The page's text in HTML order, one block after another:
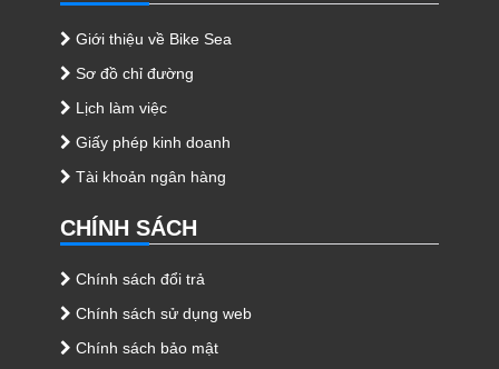
Giới thiệu về Bike Sea
Sơ đồ chỉ đường
Lịch làm việc
Giấy phép kinh doanh
Tài khoản ngân hàng
CHÍNH SÁCH
Chính sách đổi trả
Chính sách sử dụng web
Chính sách bảo mật